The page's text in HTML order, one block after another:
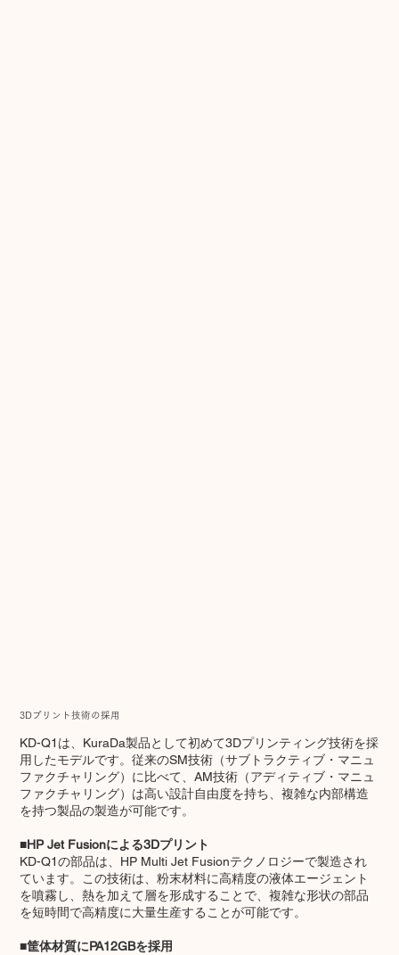
3Dプリント技術の採用
KD-Q1は、KuraDa製品として初めて3Dプリンティング技術を採
用したモデルです。従来のSM技術（サブトラクティブ・マニュ
ファクチャリング）に比べて、AM技術（アディティブ・マニュ
ファクチャリング）は高い設計自由度を持ち、複雑な内部構造
を持つ製品の製造が可能です。
■HP Jet Fusionによる3Dプリント
KD-Q1の部品は、HP Multi Jet Fusionテクノロジーで製造され
ています。この技術は、粉末材料に高精度の液体エージェント
を噴霧し、熱を加えて層を形成することで、複雑な形状の部品
を短時間で高精度に大量生産することが可能です。
■筐体材質にPA12GBを採用